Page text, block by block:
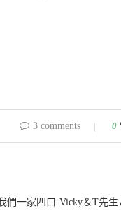
3 comments 0
們一家四口-Vicky＆T先